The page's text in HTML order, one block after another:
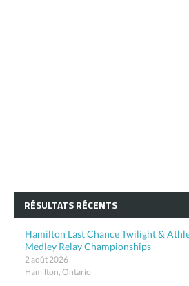
RÉSULTATS RÉCENTS
Hamilton Last Chance Twilight &
Medley Relay Championships
2 août 2026
Hamilton, Ontario